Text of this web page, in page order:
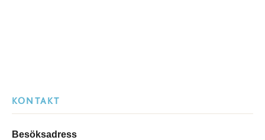
KONTAKT
Besöksadress